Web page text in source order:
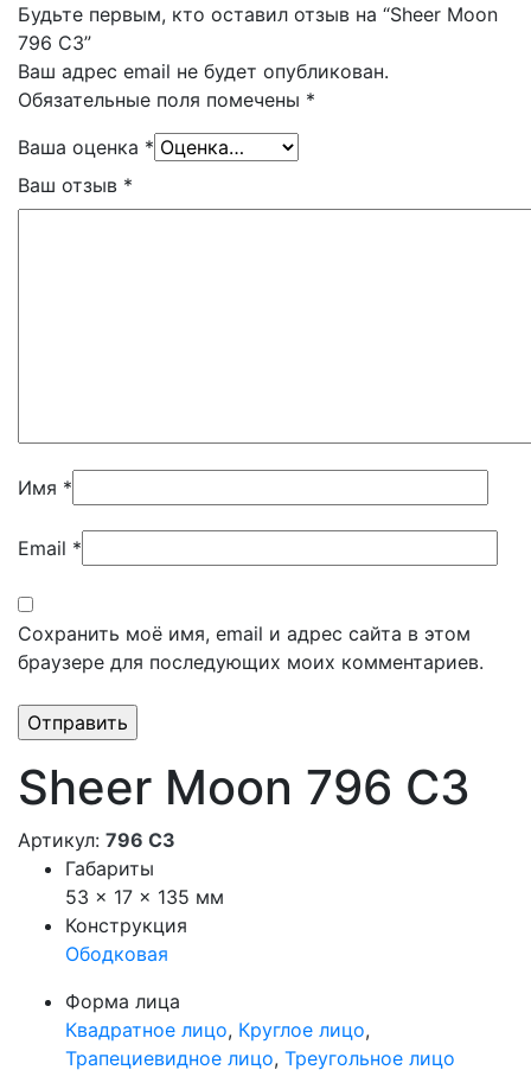
Будьте первым, кто оставил отзыв на “Sheer Moon
796 C3”
Ваш адрес email не будет опубликован.
Обязательные поля помечены *
Ваша оценка *
Ваш отзыв *
Имя *
Email *
Сохранить моё имя, email и адрес сайта в этом
браузере для последующих моих комментариев.
Sheer Moon 796 C3
Артикул: 796 С3
Габариты
53 × 17 × 135 мм
Конструкция
Ободковая
Форма лица
Квадратное лицо, Круглое лицо,
Трапециевидное лицо, Треугольное лицо